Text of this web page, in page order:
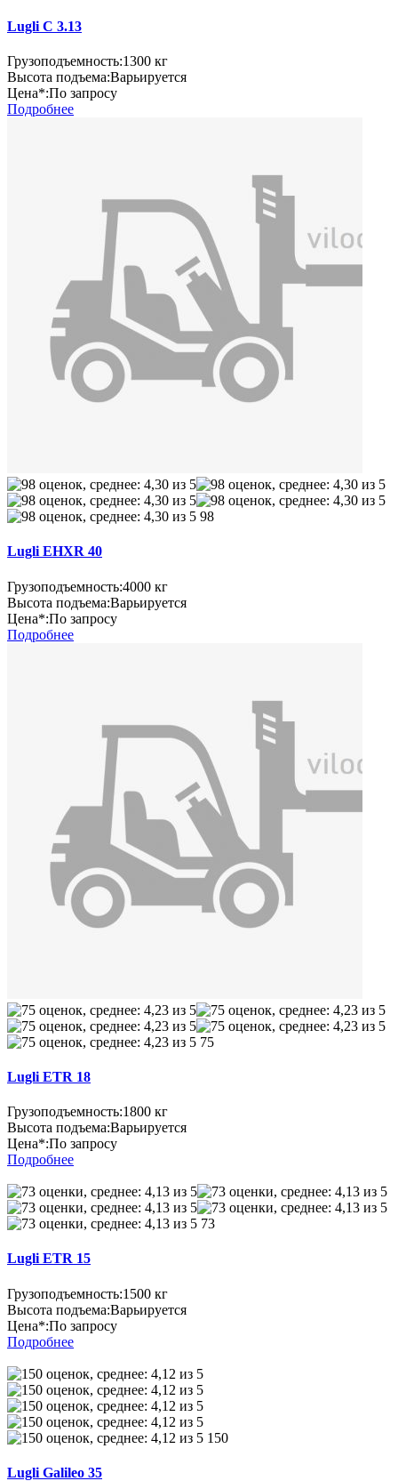
Lugli C 3.13
Грузоподъемность:1300 кг
Высота подъема:Варьируется
Цена*:По запросу
Подробнее
98
Lugli EHXR 40
Грузоподъемность:4000 кг
Высота подъема:Варьируется
Цена*:По запросу
Подробнее
75
Lugli ETR 18
Грузоподъемность:1800 кг
Высота подъема:Варьируется
Цена*:По запросу
Подробнее
73
Lugli ETR 15
Грузоподъемность:1500 кг
Высота подъема:Варьируется
Цена*:По запросу
Подробнее
150
Lugli Galileo 35